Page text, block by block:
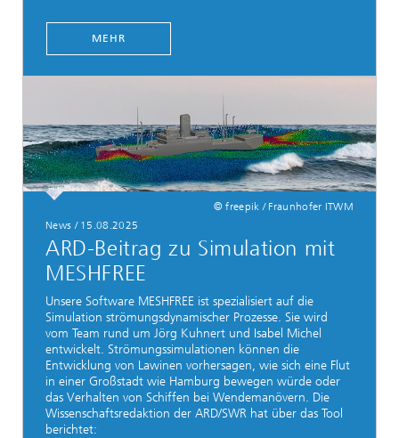
MEHR
© freepik / Fraunhofer ITWM
News / 15.08.2025
ARD-Beitrag zu Simulation mit
MESHFREE
Unsere Software MESHFREE ist spezialisiert auf die
Simulation strömungsdynamischer Prozesse. Sie wird
vom Team rund um Jörg Kuhnert und Isabel Michel
entwickelt. Strömungssimulationen können die
Entwicklung von Lawinen vorhersagen, wie sich eine Flut
in einer Großstadt wie Hamburg bewegen würde oder
das Verhalten von Schiffen bei Wendemanövern. Die
Wissenschaftsredaktion der ARD/SWR hat über das Tool
berichtet: